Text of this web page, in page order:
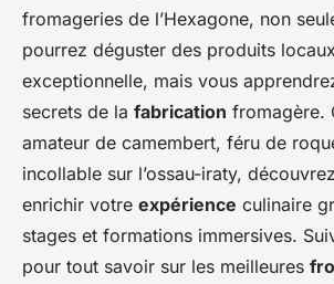
fromageries de l’Hexagone, non
pourrez déguster des produits
exceptionnelle, mais vous
secrets de la fabrication fromagère.
amateur de camembert, féru de
incollable sur l’ossau-iraty,
enrichir votre expérience culinaire
stages et formations immersives.
pour tout savoir sur les meilleures